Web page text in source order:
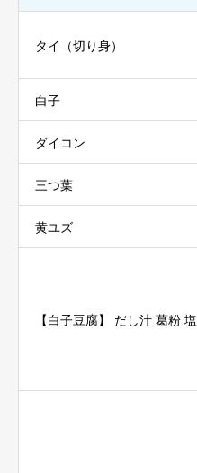
タイ（切り身）
白子
ダイコン
三つ葉
黄ユズ
【白子豆腐】 だし汁 葛粉 塩